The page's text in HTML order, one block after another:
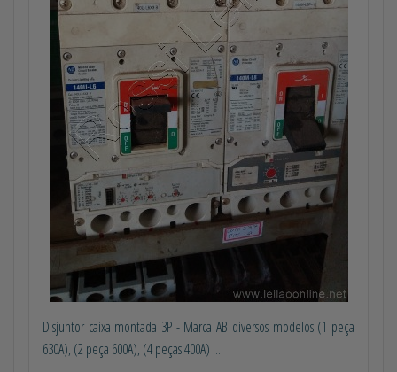
Disjuntor caixa montada 3P - Marca AB diversos modelos (1 peça
630A), (2 peça 600A), (4 peças 400A) ...